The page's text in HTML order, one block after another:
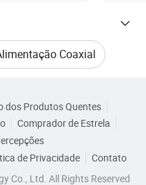
Coaxial
Cabo Coaxial Blindado
dos Produtos Quentes
Comprador de Estrela
de Privacidade
Contato
Co., Ltd. All Rights Reserved